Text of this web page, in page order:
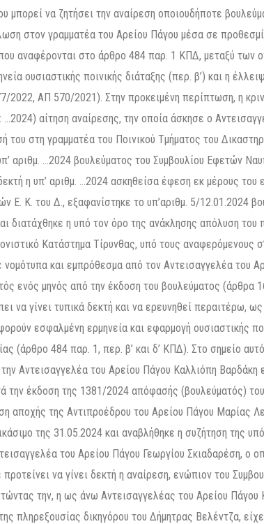
μπορεί να ζητήσει την αναίρεση οποιουδήποτε
στον γραμματέα του Αρείου Πάγου μέσα σε
αναφέρονται στο άρθρο 484 παρ. 1 ΚΠΔ, μεταξύ των
ουσιαστικής ποινικής διάταξης (περ. β’) και η
2022, ΑΠ 570/2021). Στην προκειμένη περίπτωση, η
αίτηση αναίρεσης, την οποία άσκησε ο
του στη γραμματέα του Ποινικού Τμήματος του
αριθμ. …2024 βουλεύματος του Συμβουλίου Εφετών
η υπ’ αριθμ. …2024 ασκηθείσα έφεση εκ μέρους του
Ε. Κ. του Δ., εξαφανίστηκε το υπ’αριθμ. 5/12.01.2024
διατάχθηκε η υπό τον όρο της ανάκλησης απόλυση
Κατάστημα Τίρυνθας, υπό τους αναφερόμενους
νομότυπα και εμπρόθεσμα από τον Αντεισαγγελέα του
ενός μηνός από την έκδοση του βουλεύματος (άρθρα
να γίνει τυπικά δεκτή και να ερευνηθεί περαιτέρω,
εσφαλμένη ερμηνεία και εφαρμογή ουσιαστικής
(άρθρο 484 παρ. 1, περ. β’ και δ’ ΚΠΔ). Στο σημείο
Αντεισαγγελέα του Αρείου Πάγου Καλλιόπη Βαρδάκη
την έκδοση της 1381/2024 απόφασής (βουλεύματός)
αποχής της Αντιπροέδρου του Αρείου Πάγου Μαρίας
της 31.05.2024 και αναβλήθηκε η συζήτηση της
του Αρείου Πάγου Γεωργίου Σκιαδαρέση, ο
να γίνει δεκτή η αναίρεση, ενώπιον του
την, η ως άνω Αντεισαγγελέας του Αρείου
πληρεξουσίας δικηγόρου του Δήμητρας Βελέντζα,